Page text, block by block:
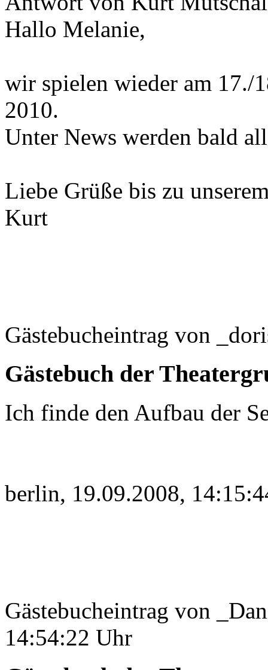
Hallo Melanie,
wir spielen wieder am
2010.
Unter News werden bald
Liebe Grüße bis zu
Kurt
Gästebucheintrag von
Gästebuch der
Ich finde den Aufbau der
berlin, 19.09.2008,
Gästebucheintrag von
14:54:22 Uhr